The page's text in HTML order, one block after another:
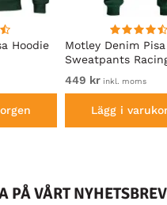
Hoodie
Motley Denim Pisa
Sweatpants
449 kr inkl. moms
Lägg i
PÅ VÅRT